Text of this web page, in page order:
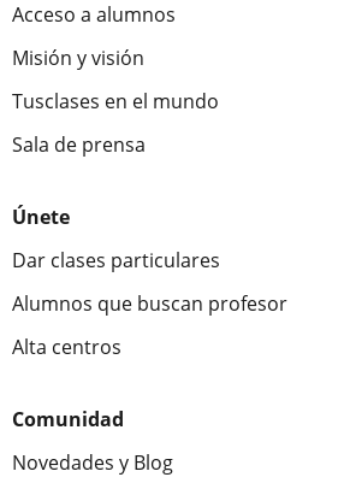
Acceso a alumnos
Misión y visión
Tusclases en el mundo
Sala de prensa
Únete
Dar clases particulares
Alumnos que buscan profesor
Alta centros
Comunidad
Novedades y Blog